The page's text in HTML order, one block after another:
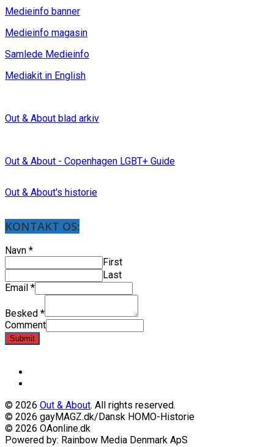
Medieinfo banner
Medieinfo magasin
Samlede Medieinfo
Mediakit in English
Out & About blad arkiv
Out & About - Copenhagen LGBT+ Guide
Out & About's historie
KONTAKT OS:
Navn *
First
Last
Email *
Besked *
Comment
Submit
© 2026 Out & About. All rights reserved.
© 2026 gayMAGZ.dk/Dansk HOMO-Historie
© 2026 OAonline.dk
Powered by: Rainbow Media Denmark ApS